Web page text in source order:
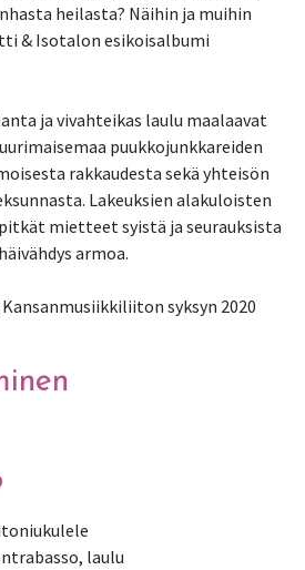
heilasta? Näihin ja muihin
& Isotalon esikoisalbumi
ja vivahteikas laulu maalaavat
puukkojunkkareiden
rakkaudesta sekä yhteisön
Lakeuksien alakuloisten
mietteet syistä ja seurauksista
armoa.
syksyn 2020
laulu